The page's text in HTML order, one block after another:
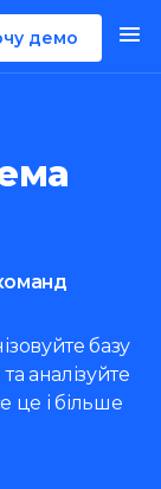
демо
базу
аналізуйте
це і більше